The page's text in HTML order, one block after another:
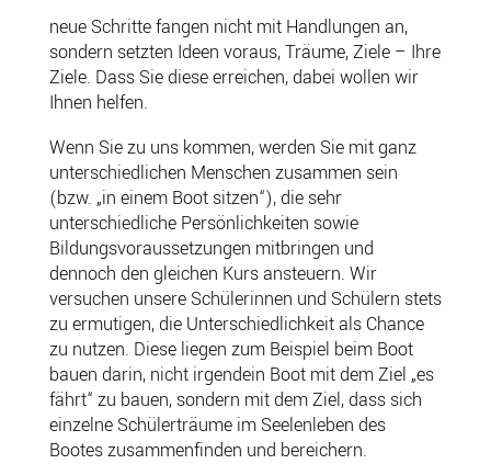
neue Schritte fangen nicht mit Handlungen an,
sondern setzten Ideen voraus, Träume, Ziele – Ihre
Ziele. Dass Sie diese erreichen, dabei wollen wir
Ihnen helfen.
Wenn Sie zu uns kommen, werden Sie mit ganz
unterschiedlichen Menschen zusammen sein
(bzw. „in einem Boot sitzen“), die sehr
unterschiedliche Persönlichkeiten sowie
Bildungsvoraussetzungen mitbringen und
dennoch den gleichen Kurs ansteuern. Wir
versuchen unsere Schülerinnen und Schülern stets
zu ermutigen, die Unterschiedlichkeit als Chance
zu nutzen. Diese liegen zum Beispiel beim Boot
bauen darin, nicht irgendein Boot mit dem Ziel „es
fährt“ zu bauen, sondern mit dem Ziel, dass sich
einzelne Schülerträume im Seelenleben des
Bootes zusammenfinden und bereichern.